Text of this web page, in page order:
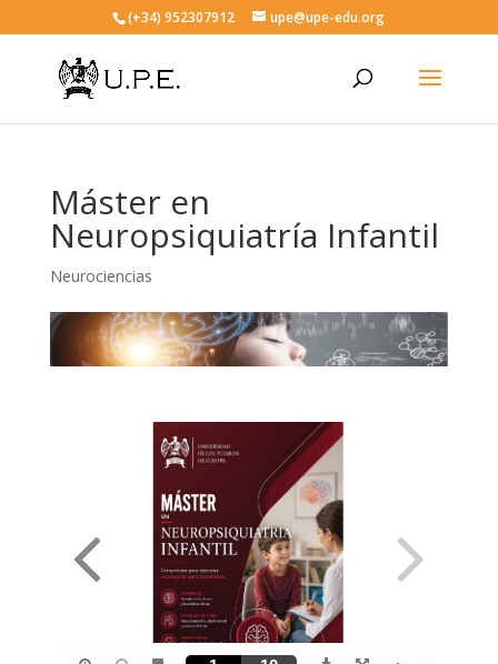
(+34) 952307912 upe@upe-edu.org
Máster en
Neuropsiquiatría Infantil
Neurociencias